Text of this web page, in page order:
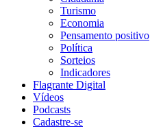
Turismo
Economia
Pensamento positivo
Política
Sorteios
Indicadores
Flagrante Digital
Vídeos
Podcasts
Cadastre-se